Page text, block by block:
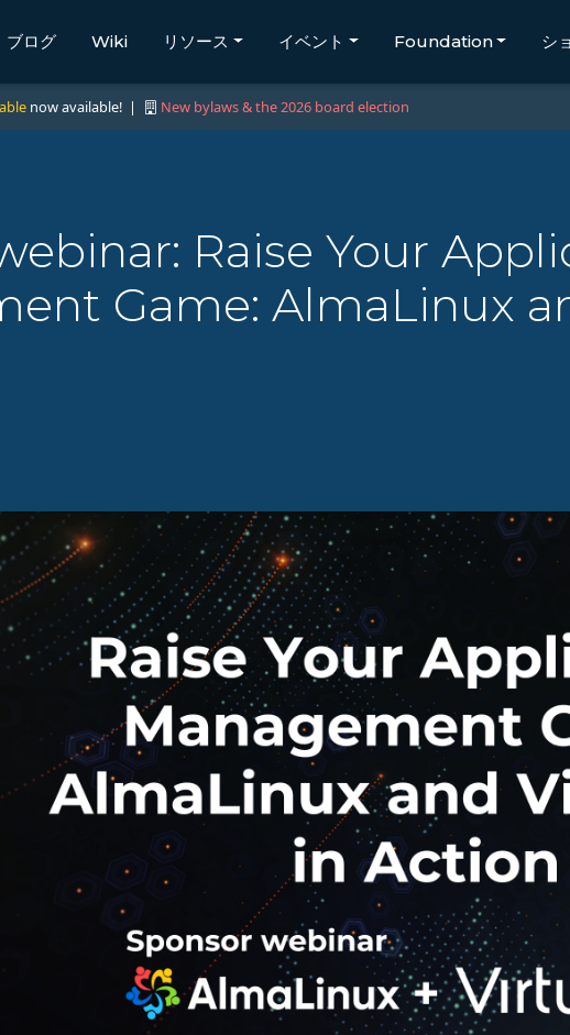
ブログ Wiki リソース イベント Foundation シ
now available! | New bylaws & the 2026 board election
Raise Your
Game: AlmaLinux